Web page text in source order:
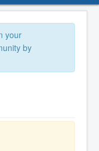
your
by